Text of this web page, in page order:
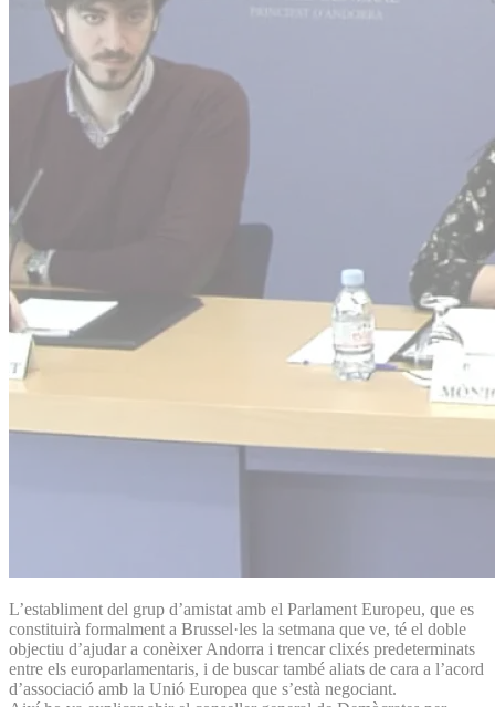
L’establiment del grup d’amistat amb el Parlament Europeu, que es
constituirà formalment a Brussel·les la setmana que ve, té el doble
objectiu d’ajudar a conèixer Andorra i trencar clixés predeterminats
entre els europarlamentaris, i de buscar també aliats de cara a l’acord
d’associació amb la Unió Europea que s’està negociant.